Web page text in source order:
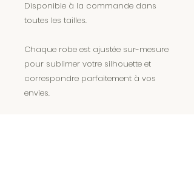
Disponible à la commande dans
toutes les tailles.
Chaque robe est ajustée sur-mesure
pour sublimer votre silhouette et
correspondre parfaitement à vos
envies.